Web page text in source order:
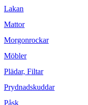
Lakan
Mattor
Morgonrockar
Möbler
Plädar, Filtar
Prydnadskuddar
Påsk